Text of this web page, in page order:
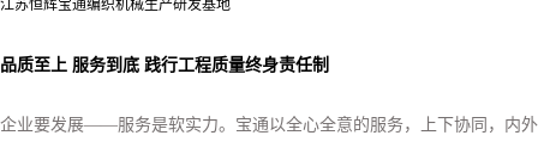
江苏恒辉宝通编织机械生产研发基地
品质至上 服务到底 践行工程质量终身责任制
企业要发展——服务是软实力。宝通以全心全意的服务，上下协同，内外